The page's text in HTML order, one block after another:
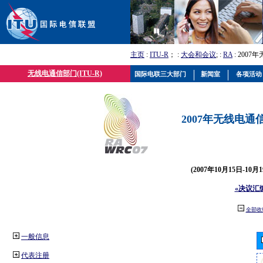
主页 : ITU-R ； : 大会和会议; : RA: 2007年
无线电通信部门(ITU-R)
2007年无线电通
(2007年10月15日-10月
«决议汇
全部收
一般信息
代表注册
国际电联三大部门 新闻室 各项活动